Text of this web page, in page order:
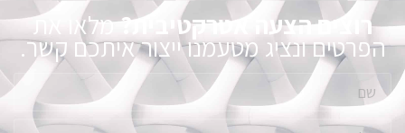
רוצים הצעה אטרקטיבית?מלאו את
הפרטים ונציג מטעמנו ייצור איתכם קשר.